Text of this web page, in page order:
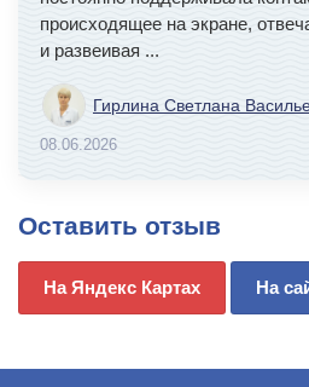
происходящее на экране,
и развеивая ...
Гирлина Светлана
08.06.2026
Оставить отзыв
На Яндекс Картах На